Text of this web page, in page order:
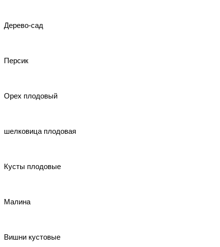
Дерево-сад
Персик
Орех плодовый
шелковица плодовая
Кусты плодовые
Малина
Вишни кустовые